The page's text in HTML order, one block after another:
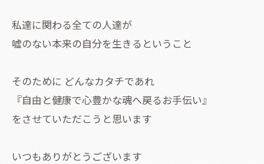
私達に関わる全ての人達が
嘘のない本来の自分を生きるということ
そのために どんなカタチであれ
『自由と健康で心豊かな魂へ戻るお手伝い』
をさせていただこうと思います
いつもありがとうございます